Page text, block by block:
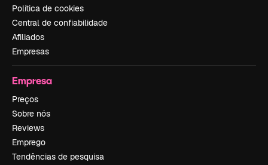
Política de cookies
Central de confiabilidade
Afiliados
Empresas
Empresa
Preços
Sobre nós
Reviews
Emprego
Tendências de pesquisa